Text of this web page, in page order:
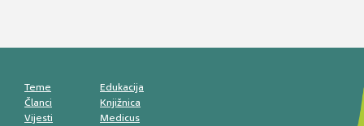
Teme
Članci
Vijesti
Edukacija
Knjižnica
Medicus